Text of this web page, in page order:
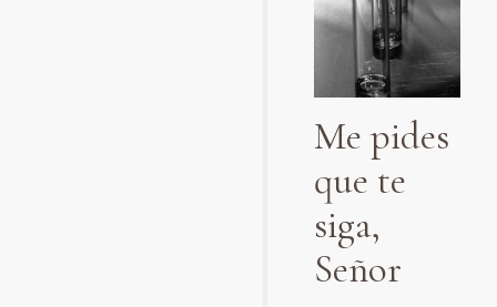
Me pides
que te
siga,
Señor